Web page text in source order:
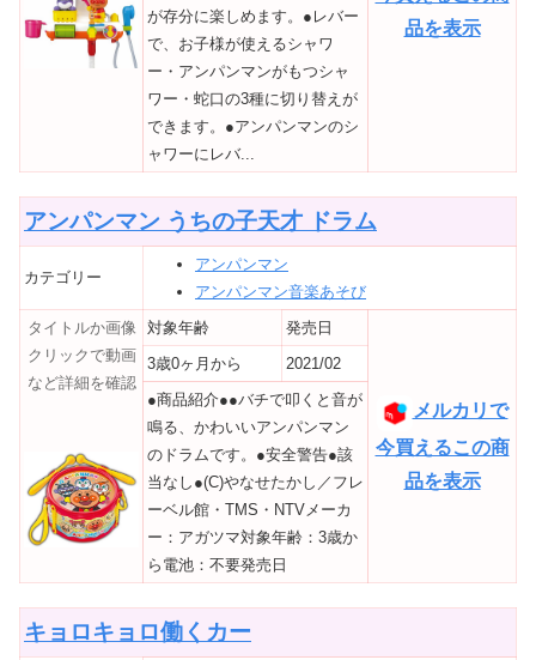
品を表示
が存分に楽しめます。●レバー
で、お子様が使えるシャワ
ー・アンパンマンがもつシャ
ワー・蛇口の3種に切り替えが
できます。●アンパンマンのシ
ャワーにレバ...
アンパンマン うちの子天才 ドラム
カテゴリー
アンパンマン
アンパンマン音楽あそび
タイトルか画像
クリックで動画
など詳細を確認
対象年齢 発売日
メルカリで
今買えるこの商
品を表示
3歳0ヶ月から
2021/02
●商品紹介●●バチで叩くと音が
鳴る、かわいいアンパンマン
のドラムです。●安全警告●該
当なし●(C)やなせたかし／フレ
ーベル館・TMS・NTVメーカ
ー：アガツマ対象年齢：3歳か
ら電池：不要発売日
キョロキョロ働くカー